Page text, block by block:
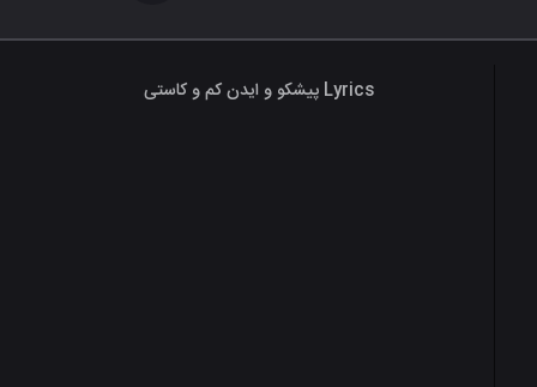
Lyrics پیشکو و ایدن کم و کاستی